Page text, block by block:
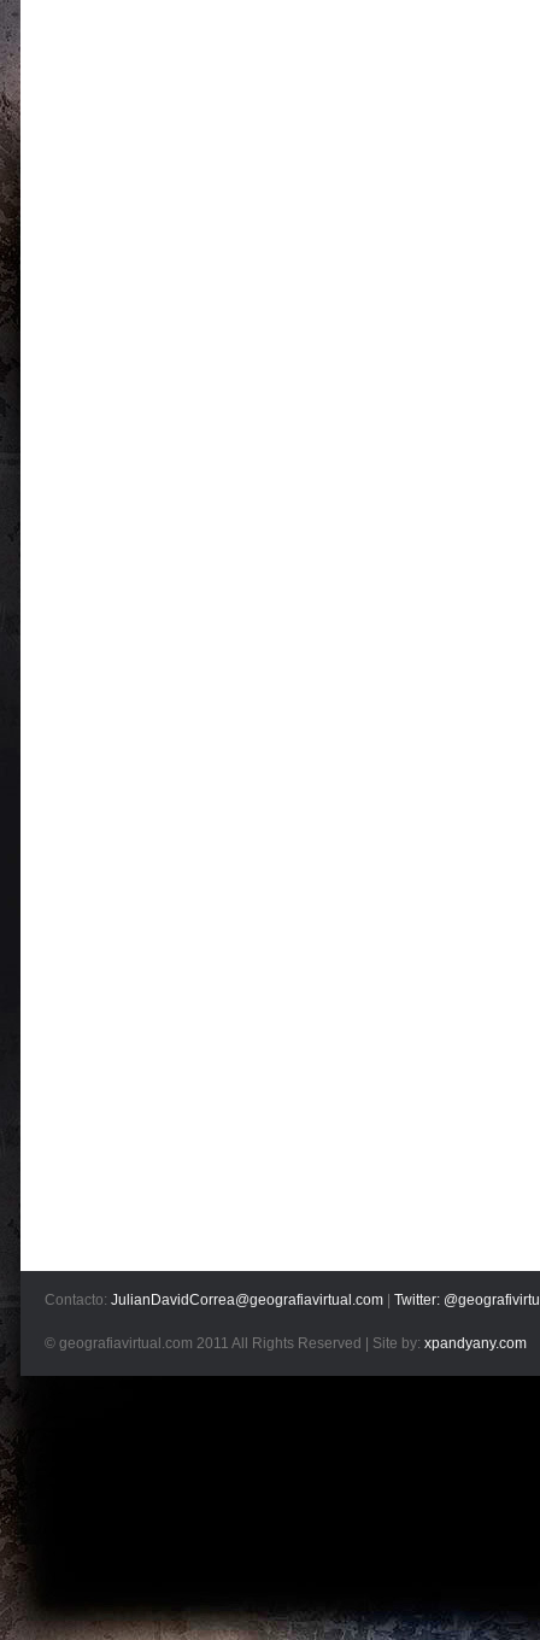
Contacto: JulianDavidCorrea@geografiavirtual.com Twitter:
© geografiavirtual.com 2011 All Rights Reserved | Site by: xpandyany.com